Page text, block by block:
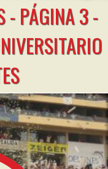
- PÁGINA 3 -